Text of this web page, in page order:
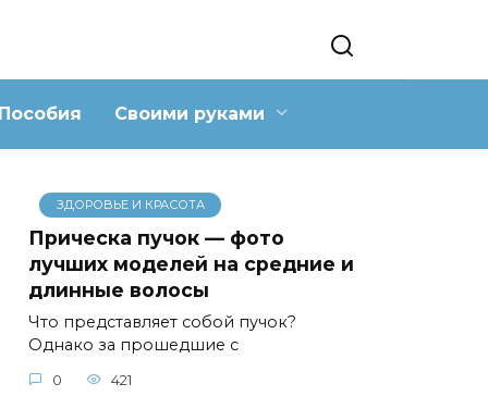
Пособия Своими руками
ЗДОРОВЬЕ И КРАСОТА
Прическа пучок — фото
лучших моделей на средние и
длинные волосы
Что представляет собой пучок?
Однако за прошедшие с
0 421